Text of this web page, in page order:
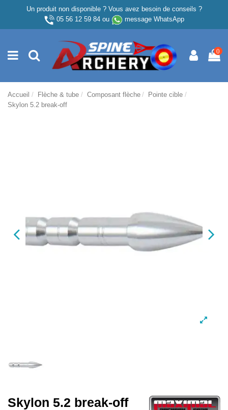
Un produit non disponible ? Vous avez besoin de conseils ?
05 56 12 59 84ou message WhatsApp
0
Accueil Flèche & tube Composant flèche
Pointe cible
Skylon 5.2 break-off
Skylon 5.2 break-off